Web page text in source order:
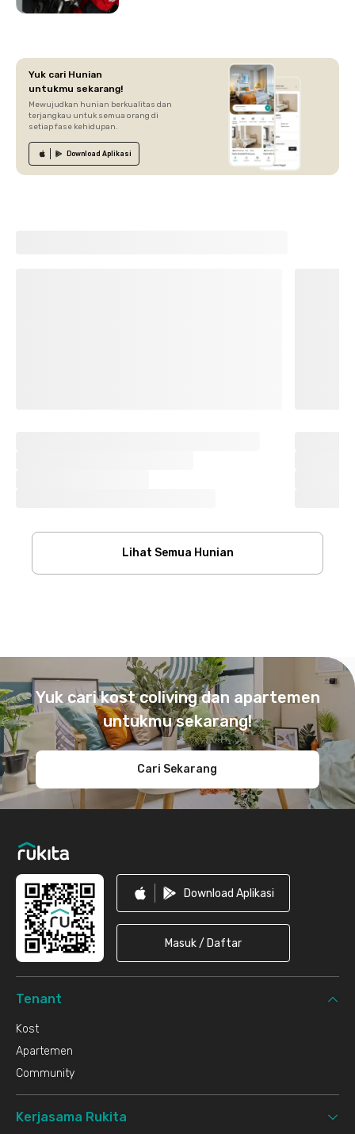
Yuk cari Hunian
untukmu sekarang!
Mewujudkan hunian berkualitas dan
terjangkau untuk semua orang di
setiap fase kehidupan.
Download Aplikasi
Lihat Semua Hunian
Yuk cari kost coliving dan apartemen
untukmu sekarang!
Cari Sekarang
Download Aplikasi
Masuk / Daftar
Tenant
Kost
Apartemen
Community
Kerjasama Rukita